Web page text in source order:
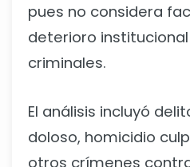
pues no considera
deterioro
criminales.
El análisis incluyó
doloso, homicidio
otros crímenes